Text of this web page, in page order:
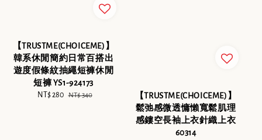
【TRUSTME(CHOICEME)】
韓系休閒簡約日常百搭出
遊度假條紋抽繩短褲休閒
短褲 YS1-924173
Sale
NT$ 280 Regular
NT$ 340
【TRUSTME(CHOICEME)】
鬆弛感微透慵懶寬鬆肌理
感鏤空長袖上衣針織上衣
60314